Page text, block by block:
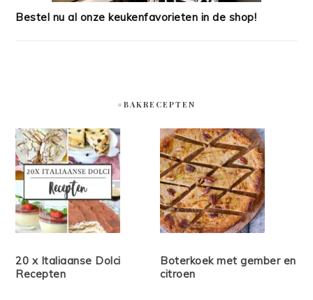
Bestel nu al onze keukenfavorieten in de shop!
#BAKRECEPTEN
20 x Italiaanse Dolci
Recepten
Boterkoek met gember en
citroen